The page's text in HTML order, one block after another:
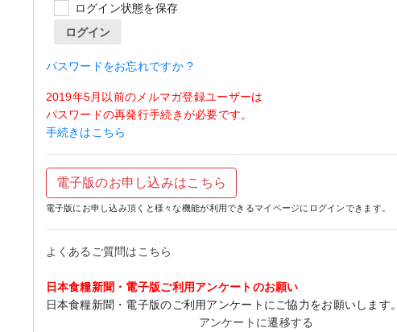
ログイン状態を保存
ログイン
パスワードをお忘れですか ?
2019年5月以前のメルマガ登録ユーザーは
パスワードの再発行手続きが必要です。
手続きはこちら
電子版のお申し込みはこちら
電子版にお申し込み頂くと様々な機能が利用できるマイページにログインできます。
よくあるご質問はこちら
日本食糧新聞・電子版ご利用アンケートのお願い
日本食糧新聞・電子版のご利用アンケートにご協力をお願いします。
アンケートに遷移する